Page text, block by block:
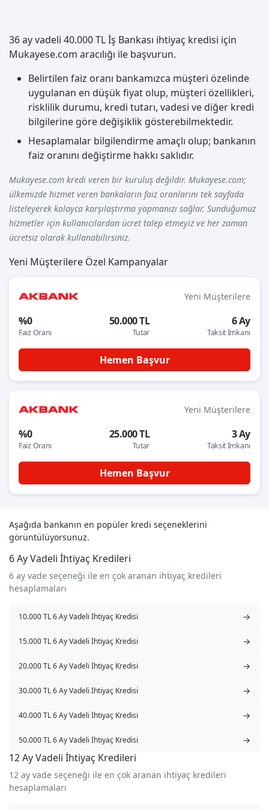
36 ay vadeli 40.000 TL İş Bankası ihtiyaç kredisi için
Mukayese.com aracılığı ile başvurun.
Belirtilen faiz oranı bankamızca müşteri özelinde
uygulanan en düşük fiyat olup, müşteri özellikleri,
risklilik durumu, kredi tutarı, vadesi ve diğer kredi
bilgilerine göre değişiklik gösterebilmektedir.
Hesaplamalar bilgilendirme amaçlı olup; bankanın
faiz oranını değiştirme hakkı saklıdır.
Mukayese.com kredi veren bir kuruluş değildir. Mukayese.com;
ülkemizde hizmet veren bankaların faiz oranlarını tek sayfada
listeleyerek kolayca karşılaştırma yapmanızı sağlar. Sunduğumuz
hizmetler için kullanıcılardan ücret talep etmeyiz ve her zaman
ücretsiz olarak kullanabilirsiniz.
Yeni Müşterilere Özel Kampanyalar
Yeni Müşterilere
%0
Faiz Oranı
50.000 TL
Tutar
6 Ay
Taksit İmkanı
Hemen Başvur
Yeni Müşterilere
%0
Faiz Oranı
25.000 TL
Tutar
3 Ay
Taksit İmkanı
Hemen Başvur
Aşağıda bankanın en popüler kredi seçeneklerini
görüntülüyorsunuz.
6 Ay Vadeli İhtiyaç Kredileri
6 ay vade seçeneği ile en çok aranan ihtiyaç kredileri
hesaplamaları
10.000 TL 6 Ay Vadeli İhtiyaç Kredisi →
15.000 TL 6 Ay Vadeli İhtiyaç Kredisi →
20.000 TL 6 Ay Vadeli İhtiyaç Kredisi →
30.000 TL 6 Ay Vadeli İhtiyaç Kredisi →
40.000 TL 6 Ay Vadeli İhtiyaç Kredisi →
50.000 TL 6 Ay Vadeli İhtiyaç Kredisi →
12 Ay Vadeli İhtiyaç Kredileri
12 ay vade seçeneği ile en çok aranan ihtiyaç kredileri
hesaplamaları